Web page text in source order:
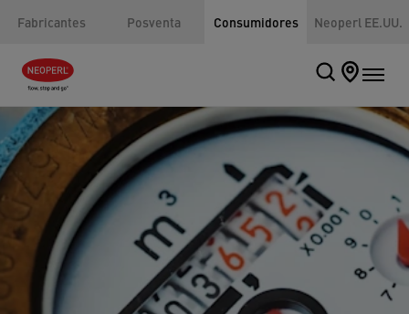
Fabricantes Posventa Consumidores Neoperl EE.UU.